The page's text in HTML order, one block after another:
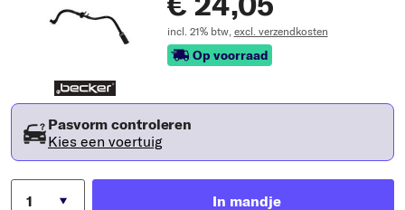
incl. 21% btw, excl. verzendkosten
Op voorraad
Pasvorm controleren
Kies een voertuig
In mandje